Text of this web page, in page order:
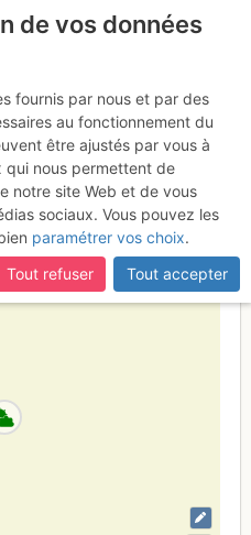
d'Annot
Pelat - Préalpes de
- Estérel
de vos données
fournis par nous et par des
au fonctionnement du
être ajustés par vous à
qui nous permettent de
notre site Web et de vous
sociaux. Vous pouvez les
paramétrer vos choix.
Tout refuser
Tout accepter